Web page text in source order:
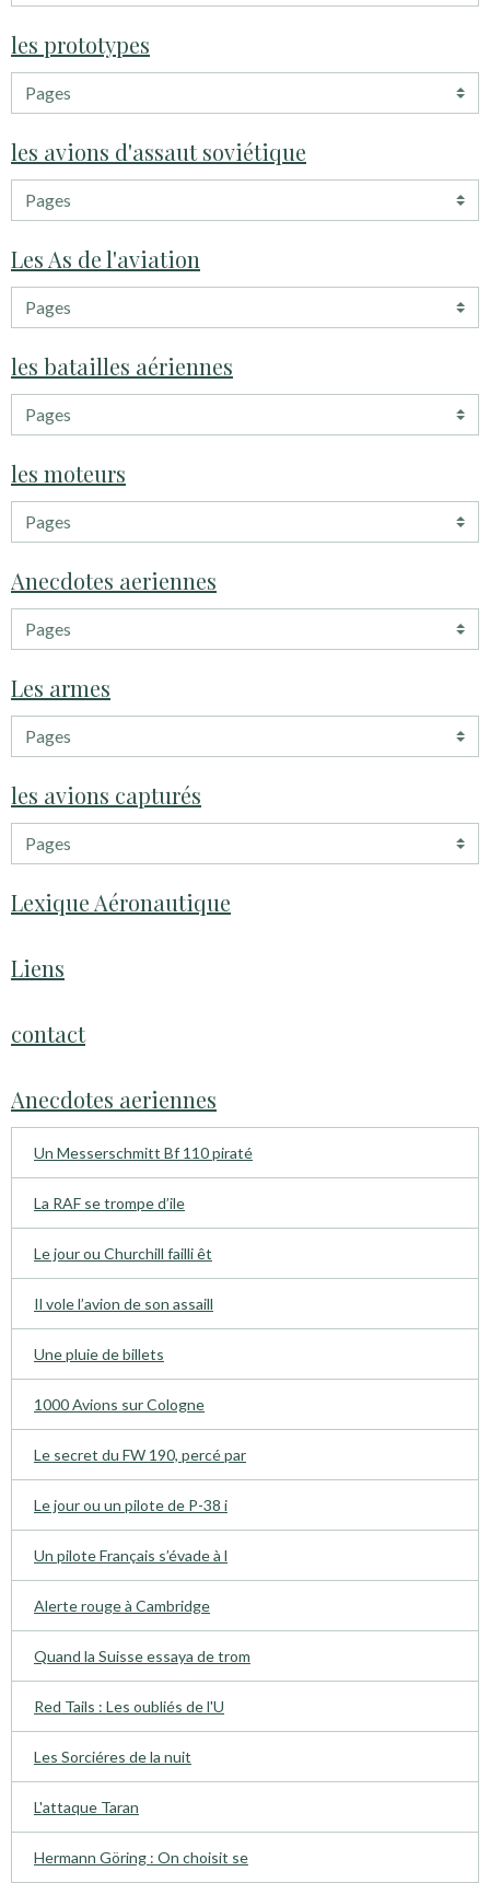
les prototypes
les avions d'assaut soviétique
Les As de l'aviation
les batailles aériennes
les moteurs
Anecdotes aeriennes
Les armes
les avions capturés
Lexique Aéronautique
Liens
contact
Anecdotes aeriennes
Un Messerschmitt Bf 110 piraté
La RAF se trompe d’ile
Le jour ou Churchill failli êt
Il vole l’avion de son assaill
Une pluie de billets
1000 Avions sur Cologne
Le secret du FW 190, percé par
Le jour ou un pilote de P-38 i
Un pilote Français s’évade à l
Alerte rouge à Cambridge
Quand la Suisse essaya de trom
Red Tails : Les oubliés de l'U
Les Sorciéres de la nuit
L'attaque Taran
Hermann Göring : On choisit se